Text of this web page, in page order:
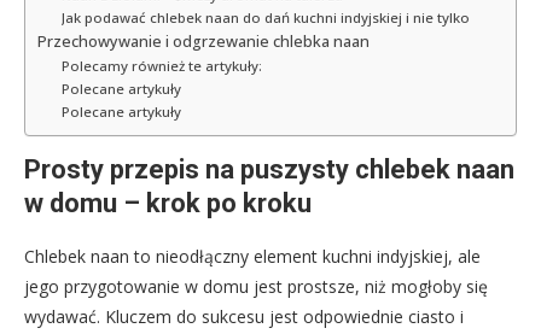
Jak podawać chlebek naan do dań kuchni indyjskiej i nie tylko
Przechowywanie i odgrzewanie chlebka naan
Polecamy również te artykuły:
Polecane artykuły
Polecane artykuły
Prosty przepis na puszysty chlebek naan
w domu – krok po kroku
Chlebek naan to nieodłączny element kuchni indyjskiej, ale
jego przygotowanie w domu jest prostsze, niż mogłoby się
wydawać. Kluczem do sukcesu jest odpowiednie ciasto i